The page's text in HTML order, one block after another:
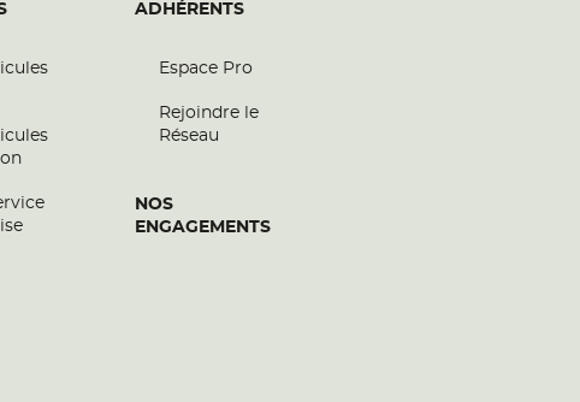
ADHÉRENTS
Espace Pro
Rejoindre le
Réseau
NOS
ENGAGEMENTS